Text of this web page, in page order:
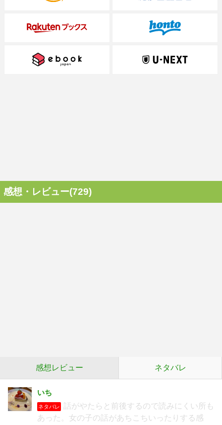
感想・レビュー(729)
感想レビュー ネタバレ
いち
ネタバレ
話がやたらと前後するので読みにくい所も
あった。女の子の話があちこちいったりする感